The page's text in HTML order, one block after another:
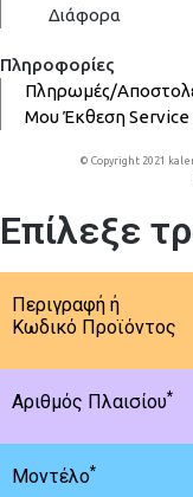
Διάφορα
Πληροφορίες
Πληρωμές/
ΜουΈκθεσηService
© Copyright 2021
Επίλεξε
Περιγραφή ή
Κωδικό Προϊόντος
Αριθμός Πλαισίου*
Μοντέλο*